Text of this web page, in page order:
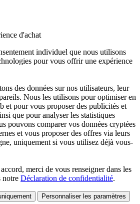
d'achat
individuel que nous utilisons
pour vous offrir une expérience
des données sur nos utilisateurs, leur
Nous les utilisons pour optimiser en
et pour vous proposer des publicités et
que pour analyser les statistiques
pouvons comparer vos données cryptées
et vous proposer des offres via leurs
uniquement si vous utilisez déjà vous-
merci de vous renseigner dans les
notre Déclaration de confidentialité.
Personnaliser les paramètres